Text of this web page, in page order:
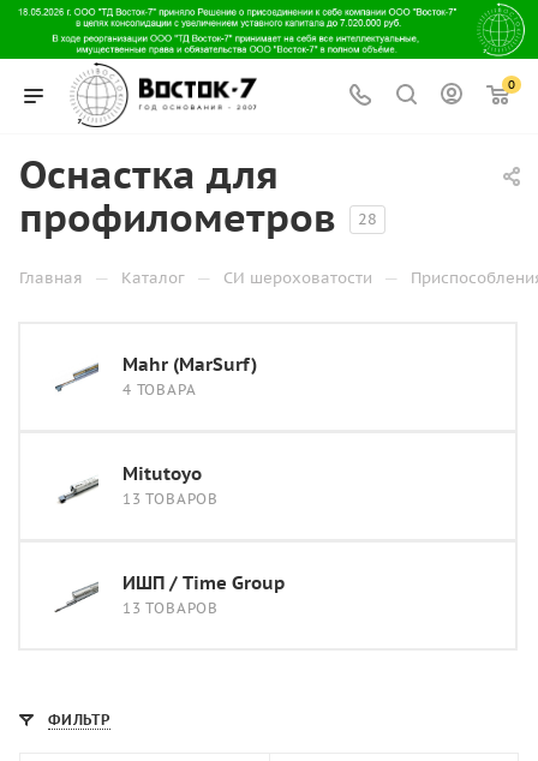
0
Оснастка для
профилометров
28
Главная — Каталог — СИ шероховатости —
Mahr (MarSurf)
4 ТОВАРА
Mitutoyo
13 ТОВАРОВ
ИШП / Time Group
13 ТОВАРОВ
ФИЛЬТР